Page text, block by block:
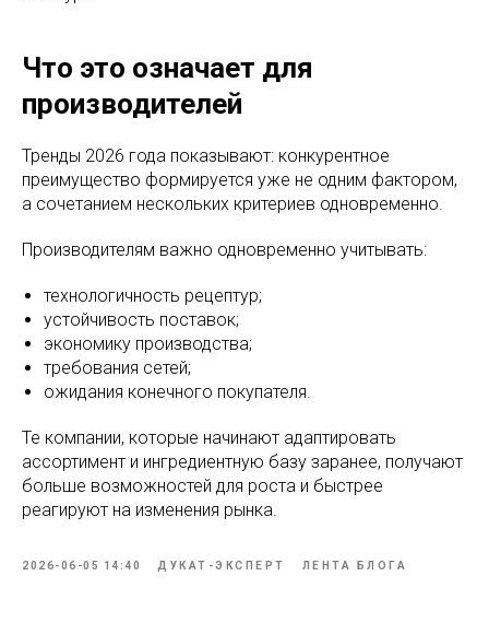
Что это означает для
производителей
Тренды 2026 года показывают: конкурентное
преимущество формируется уже не одним фактором,
а сочетанием нескольких критериев одновременно.
Производителям важно одновременно учитывать:
технологичность рецептур;
устойчивость поставок;
экономику производства;
требования сетей;
ожидания конечного покупателя.
Те компании, которые начинают адаптировать
ассортимент и ингредиентную базу заранее, получают
больше возможностей для роста и быстрее
реагируют на изменения рынка.
2026-06-05 14:40 ДУКАТ-ЭКСПЕРТ ЛЕНТА БЛОГА